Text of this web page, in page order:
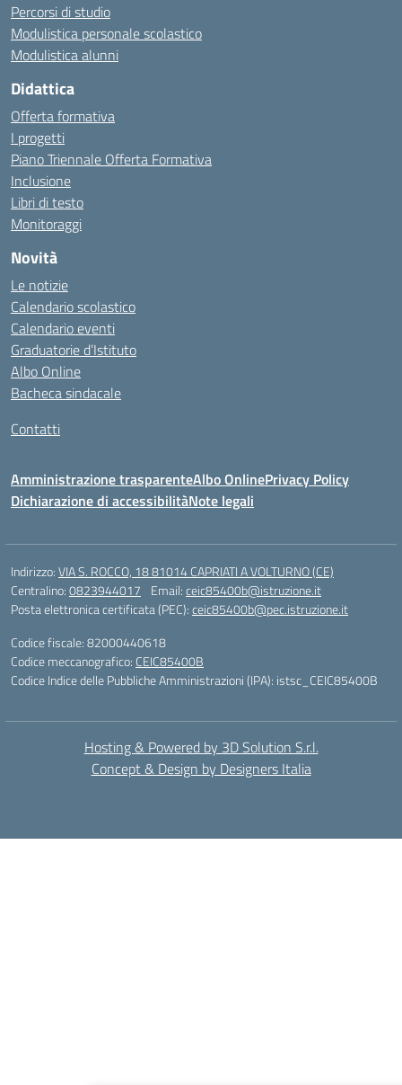
Percorsi di studio
Modulistica personale scolastico
Modulistica alunni
Didattica
Offerta formativa
I progetti
Piano Triennale Offerta Formativa
Inclusione
Libri di testo
Monitoraggi
Novità
Le notizie
Calendario scolastico
Calendario eventi
Graduatorie d’Istituto
Albo Online
Bacheca sindacale
Contatti
Amministrazione trasparenteAlbo OnlinePrivacy Policy
Dichiarazione di accessibilitàNote legali
Indirizzo:VIA S. ROCCO, 18 81014 CAPRIATI A VOLTURNO (CE)
Centralino:0823944017 Email:ceic85400b@istruzione.it
Posta elettronica certificata (PEC):ceic85400b@pec.istruzione.it
Codice fiscale: 82000440618
Codice meccanografico: CEIC85400B
Codice Indice delle Pubbliche Amministrazioni (IPA): istsc_CEIC85400B
Hosting & Powered by 3D Solution S.r.l.
Concept & Design by Designers Italia